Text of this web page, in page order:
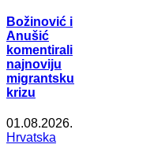
Božinović i
Anušić
komentirali
najnoviju
migrantsku
krizu
01.08.2026.
Hrvatska